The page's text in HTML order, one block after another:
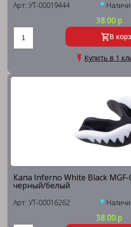
Арт: УТ-00019444
38.00 р
В
Купить в 1
Капа Inferno White Black
черный/белый
Арт: УТ-00016262
38.00 р